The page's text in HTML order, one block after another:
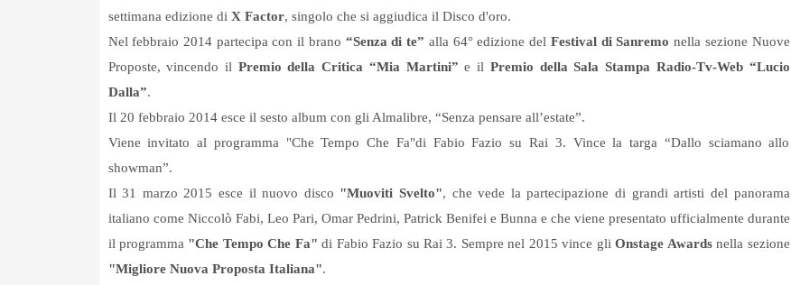
settimana edizione di X Factor, singolo che si aggiudica il Disco d'oro.
Nel febbraio 2014 partecipa con il brano “Senza di te” alla 64° edizione del Festival di Sanremonella sezione Nuove
Proposte, vincendo il Premio della Critica “Mia Martini” e il Premio della Sala Stampa Radio-Tv-Web “Lucio
Dalla”.
Il 20 febbraio 2014 esce il sesto album con gli Almalibre, “Senza pensare all’estate”.
Viene invitato al programma "Che Tempo Che Fa"di Fabio Fazio su Rai 3. Vince la targa “Dallo sciamano allo
showman”.
Il 31 marzo 2015 esce il nuovo disco "Muoviti Svelto", che vede la partecipazione di grandi artisti del panorama
italiano come Niccolò Fabi, Leo Pari, Omar Pedrini, Patrick Benifei e Bunna e che viene presentato ufficialmente durante
il programma "Che Tempo Che Fa" di Fabio Fazio su Rai 3. Sempre nel 2015 vince gliOnstage Awardsnella sezione
"Migliore Nuova Proposta Italiana".